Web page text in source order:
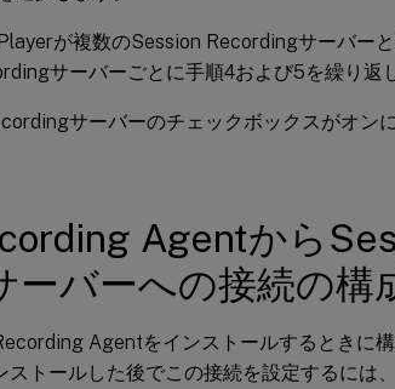
が複数のSession Recordingサーバー
サーバーごとに手順4および5を繰り返
サーバーのチェックボックスがオン
Agentから
ーバーへの接続の構
Agentをインストールするときに
トールした後でこの接続を設定するには、